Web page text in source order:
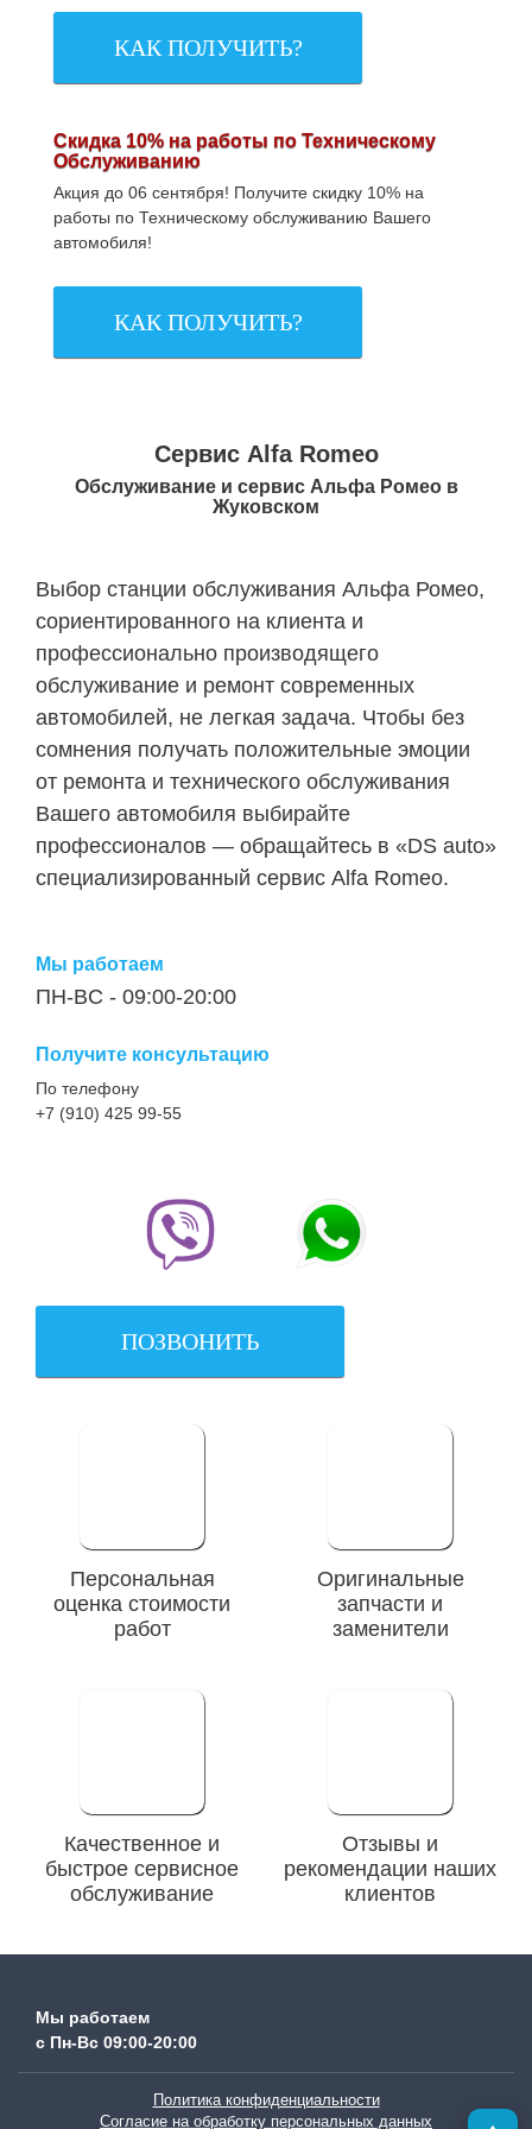
КАК ПОЛУЧИТЬ?
Скидка 10% на работы по Техническому
Обслуживанию
Акция до 06 сентября! Получите скидку 10% на
работы по Техническому обслуживанию Вашего
автомобиля!
КАК ПОЛУЧИТЬ?
Сервис Alfa Romeo
Обслуживание и сервис Альфа Ромео в
Жуковском
Выбор станции обслуживания Альфа Ромео,
сориентированного на клиента и
профессионально производящего
обслуживание и ремонт современных
автомобилей, не легкая задача. Чтобы без
сомнения получать положительные эмоции
от ремонта и технического обслуживания
Вашего автомобиля выбирайте
профессионалов — обращайтесь в «DS auto»
специализированный сервис Alfa Romeo.
Мы работаем
ПН-ВC - 09:00-20:00
Получите консультацию
По телефону
+7 (910) 425 99-55
ПОЗВОНИТЬ
Персональная
оценка стоимости
работ
Оригинальные
запчасти и
заменители
Качественное и
быстрое сервисное
обслуживание
Отзывы и
рекомендации наших
клиентов
Мы работаем
с Пн-Вc 09:00-20:00
Политика конфиденциальности
Согласие на обработку персональных данных